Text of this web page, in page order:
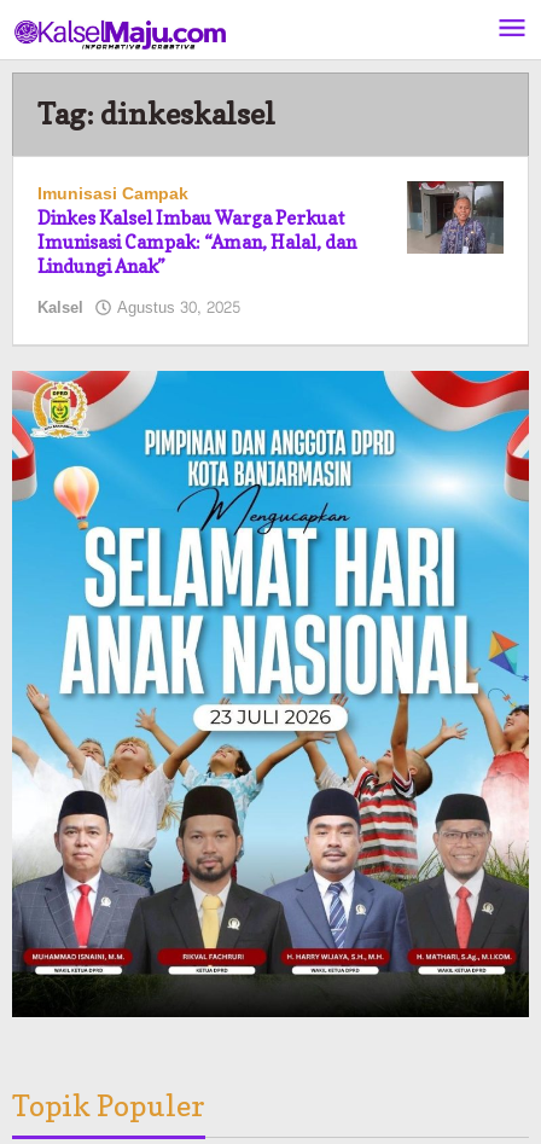
ke
konten
Tag: dinkeskalsel
Imunisasi Campak
Dinkes Kalsel Imbau Warga Perkuat
Imunisasi Campak: “Aman, Halal, dan
Lindungi Anak”
Kalsel Agustus 30, 2025
Topik Populer